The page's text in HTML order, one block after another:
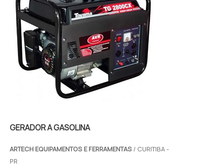
GERADOR A GASOLINA
ARTECH EQUIPAMENTOS E FERRAMENTAS / CURITIBA -
PR